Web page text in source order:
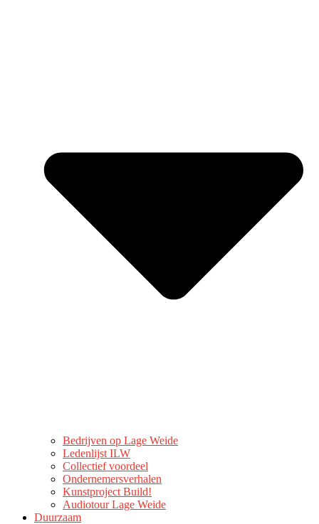
Bedrijven op Lage Weide
Ledenlijst ILW
Collectief voordeel
Ondernemersverhalen
Kunstproject Build!
Audiotour Lage Weide
Duurzaam